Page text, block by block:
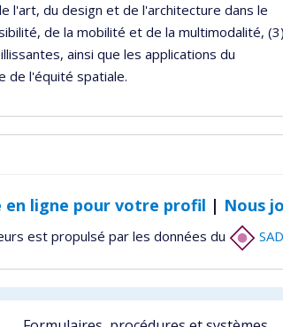
l'art, du design et de l'architecture dans le
de la mobilité et de la multimodalité, (3)
ainsi que les applications du
de l'équité spatiale.
en ligne pour votre profil | Nous
est propulsé par les données du